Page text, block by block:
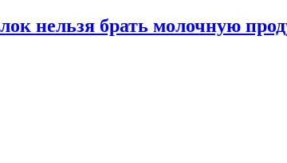
нельзя брать молочную